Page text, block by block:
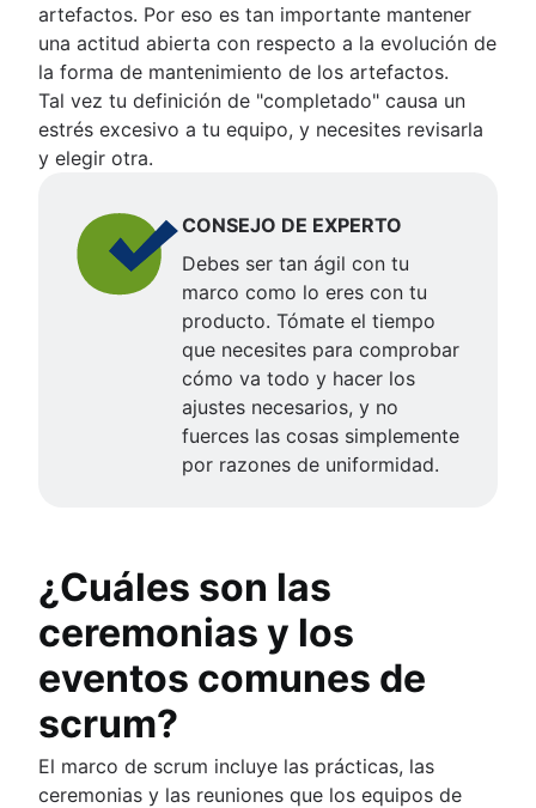
artefactos. Por eso es tan importante mantener
una actitud abierta con respecto a la evolución de
la forma de mantenimiento de los artefactos.
Tal vez tu definición de "completado" causa un
estrés excesivo a tu equipo, y necesites revisarla
y elegir otra.
CONSEJO DE EXPERTO
Debes ser tan ágil con tu
marco como lo eres con tu
producto. Tómate el tiempo
que necesites para comprobar
cómo va todo y hacer los
ajustes necesarios, y no
fuerces las cosas simplemente
por razones de uniformidad.
¿Cuáles son las
ceremonias y los
eventos comunes de
scrum?
El marco de scrum incluye las prácticas, las
ceremonias y las reuniones que los equipos de